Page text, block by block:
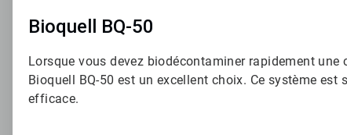
Bioquell BQ-50
Lorsque vous devez biodécontaminer rapidement une
Bioquell BQ-50 est un excellent choix. Ce système est
efficace.